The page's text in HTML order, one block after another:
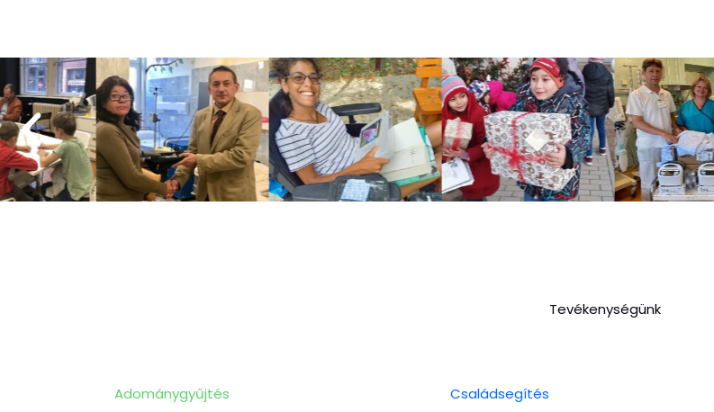
Tevékenységünk
Adománygyűjtés
Családsegítés